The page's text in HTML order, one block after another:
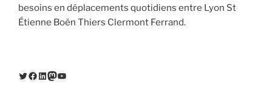
besoins en déplacements quotidiens entre Lyon St
Étienne Boën Thiers Clermont Ferrand.
Twitter
Facebook
LinkedIn
Mastodon
YouTube